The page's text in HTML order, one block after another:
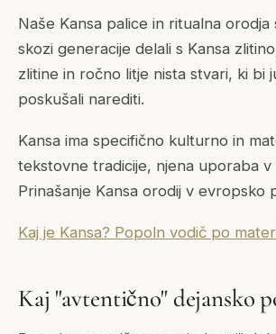
Naše Kansa palice in ritualna
skozi generacije delali s Kansa
zlitine in ročno litje nista stvari, ki bi
poskušali narediti.
Kansa ima specifično kulturno in
tekstovne tradicije, njena uporaba v
Prinašanje Kansa orodij v
Kaj je Kansa? Popoln vodič po
Kaj "avtentično" dejansko